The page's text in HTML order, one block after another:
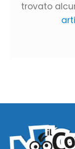
trovato